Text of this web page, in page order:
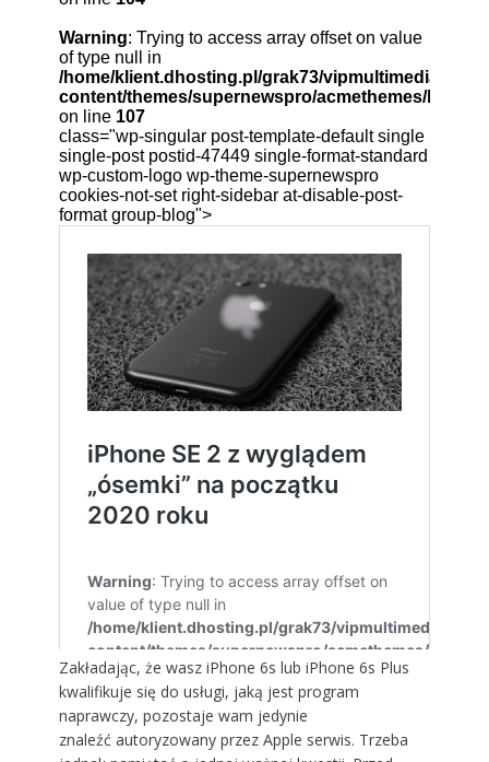
Zakładając, że wasz iPhone 6s lub iPhone 6s Plus
kwalifikuje się do usługi, jaką jest program
naprawczy, pozostaje wam jedynie
znaleźć autoryzowany przez Apple serwis. Trzeba